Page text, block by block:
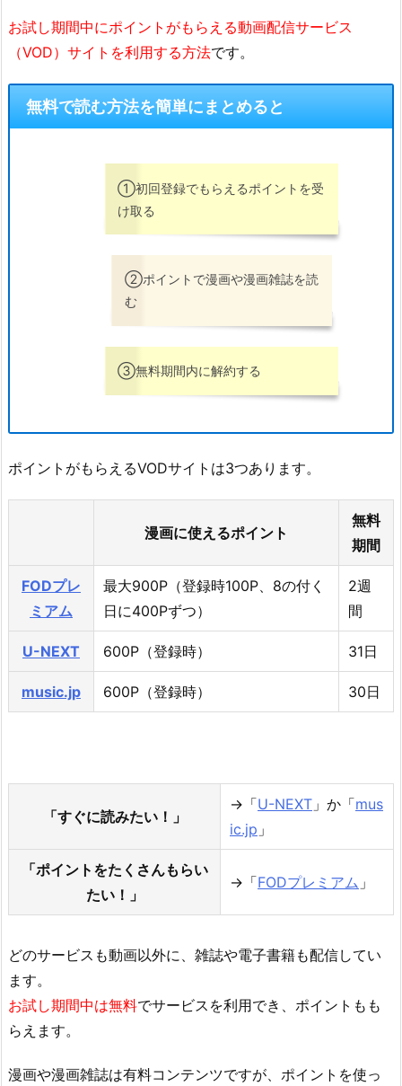
お試し期間中にポイントがもらえる動画配信サービス
（VOD）サイトを利用する方法です。
無料で読む方法を簡単にまとめると
①初回登録でもらえるポイントを受
け取る
②ポイントで漫画や漫画雑誌を読
む
③無料期間内に解約する
ポイントがもらえるVODサイトは3つあります。
漫画に使えるポイント
無料
期間
FODプレ
ミアム
最大900P（登録時100P、8の付く
日に400Pずつ）
2週
間
U-NEXT 600P（登録時） 31日
music.jp 600P（登録時） 30日
「すぐに読みたい！」
→「U-NEXT 」か「mus
ic.jp 」
「ポイントをたくさんもらい
たい！」
→「FODプレミアム 」
どのサービスも動画以外に、雑誌や電子書籍も配信してい
ます。
お試し期間中は無料でサービスを利用でき、ポイントもも
らえます。
漫画や漫画雑誌は有料コンテンツですが、ポイントを使っ